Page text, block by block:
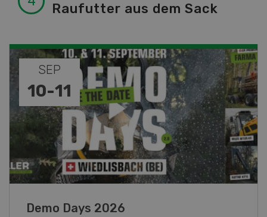
Raufutter aus dem Sack
NOV
08-
DEZ
31
Paysannes, on vous aime !